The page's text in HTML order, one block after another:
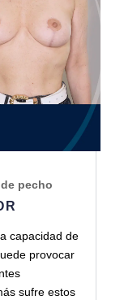
pecho
capacidad de
provocar
sufre estos